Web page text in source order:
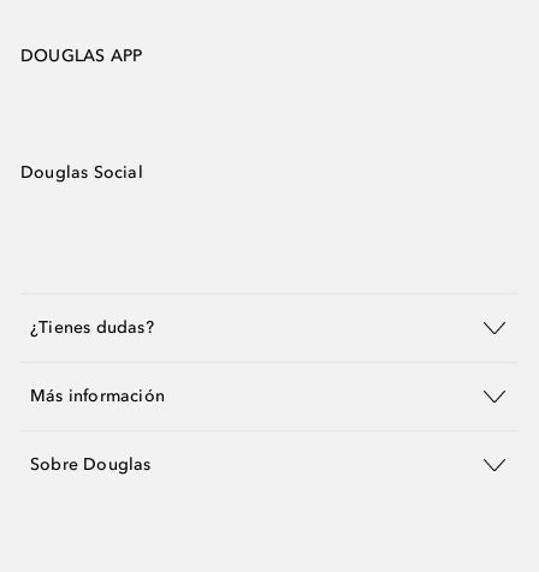
DOUGLAS APP
Douglas Social
¿Tienes dudas?
Más información
Sobre Douglas